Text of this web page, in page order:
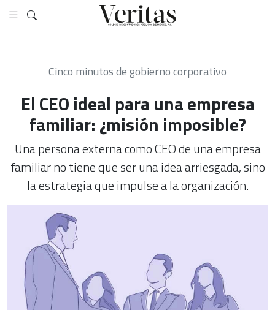
Cinco minutos de gobierno corporativo
El CEO ideal para una empresa
familiar: ¿misión imposible?
Una persona externa como CEO de una empresa
familiar no tiene que ser una idea arriesgada, sino
la estrategia que impulse a la organización.